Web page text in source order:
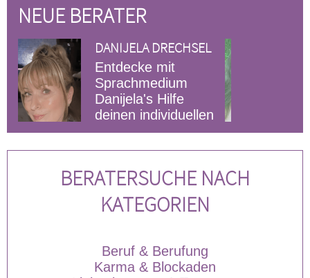
dich gibt 🥰
NEUE BERATER
DRECHSEL
mit
Hilfe
individuellen
erhalte endlich
Fragen.
LADYFEE
Als
Tarot-
ich dein
Kompass 🪞 ✨
nutze die Karten als
Werkzeug zur
unbewusste Blockaden zu
und dir zu helfen
BERATERSUCHE NACH
KATEGORIEN
Beruf & Berufung
Karma & Blockaden